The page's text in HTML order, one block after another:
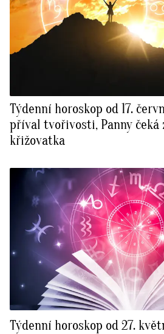
Týdenní horoskop od 17.
příval tvořivosti, Panny čeká
křižovatka
Týdenní horoskop od 27.